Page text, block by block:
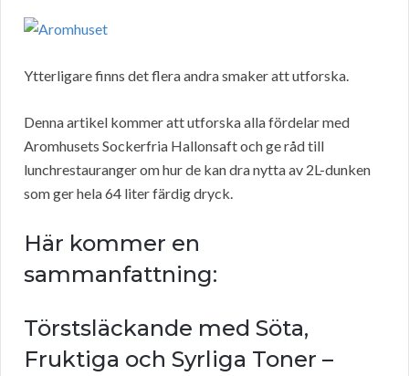
Ytterligare finns det flera andra smaker att utforska.
Denna artikel kommer att utforska alla fördelar med
Aromhusets Sockerfria Hallonsaft och ge råd till
lunchrestauranger om hur de kan dra nytta av 2L-dunken
som ger hela 64 liter färdig dryck.
Här kommer en
sammanfattning:
Törstsläckande med Söta,
Fruktiga och Syrliga Toner –